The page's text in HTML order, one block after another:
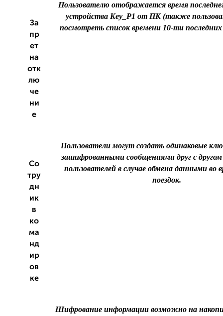
За
пр
ет
на
отк
лю
че
ни
е
Пользователю отображается время
устройства Key_P1 от ПК (также
посмотреть список времени 10-ти
Со
тру
дн
ик
в
ко
ма
нд
ир
ов
ке
Пользователи могут создать одинаковые
зашифрованными сообщениями друг с другом
пользователей в случае обмена данными во
поездок.
Шифрование информации возможно на